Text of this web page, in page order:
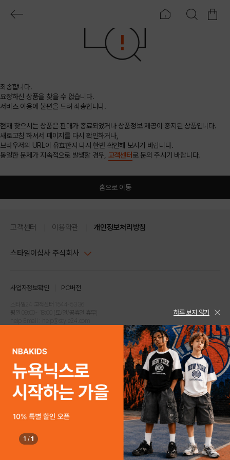
죄송합니다.
요청하신 상품을 찾을 수 없습니다.
서비스 이용에 불편을 드려 죄송합니다.
현재 찾으시는 상품은 판매가 종료되었거나 상품정보 제공이 중지된 상품입니다.
새로고침 하셔서 페이지를 다시 확인하거나,
브라우저의 URL이 유효한지 다시 한번 확인해 보시기 바랍니다.
동일한 문제가 지속적으로 발생할 경우, 고객센터 로 문의 주시기 바랍니다.
홈으로 이동
고객센터 이용약관 개인정보처리방침
스타일이십사 주식회사
주소 : 서울시 강남구 논현로 633, 6층 (논현동, 한세엠케이빌딩)
사업자등록번호 : 116-81-32499
통신판매업신고번호 : 제 2024-서울강남-04239
고객센터 1544-5336(평일 09:00~ 18:00 토/일/공휴일 휴무)
사업자정보확인 PC버전
스타일24 고객센터 1544-5336
평일 09:00~ 18:00 (토/일/공휴일 휴무)
COPYRIGHTⓒ2021 STYLE24 ALL RIGHTS RESERVED.
하루 보지 않기
1 / 1